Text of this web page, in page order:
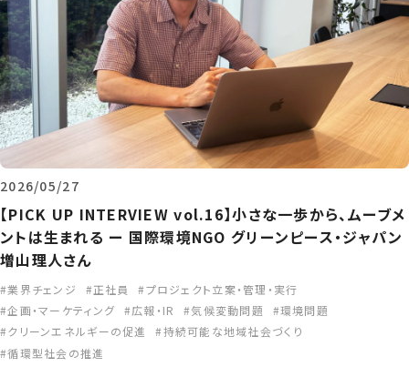
2026/05/27
【PICK UP INTERVIEW vol.16】小さな一歩から、ムーブメ
ントは生まれる ー 国際環境NGO グリーンピース・ジャパン
増山理人さん
業界チェンジ 正社員
プロジェクト立案・管理・実行
企画・マーケティング
広報・IR 気候変動問題
環境問題
クリーンエネルギーの促進
持続可能な地域社会づくり
循環型社会の推進